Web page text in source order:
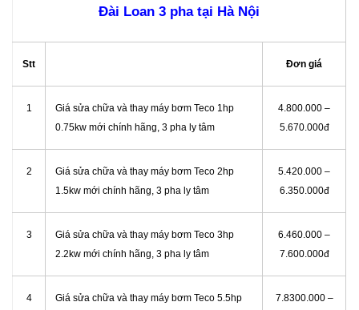
Đài Loan 3 pha tại Hà Nội
Stt Đơn giá
1
Giá sửa chữa và thay máy bơm Teco 1hp
0.75kw mới chính hãng, 3 pha ly tâm
4.800.000 –
5.670.000đ
2
Giá sửa chữa và thay máy bơm Teco 2hp
1.5kw mới chính hãng, 3 pha ly tâm
5.420.000 –
6.350.000đ
3
Giá sửa chữa và thay máy bơm Teco 3hp
2.2kw mới chính hãng, 3 pha ly tâm
6.460.000 –
7.600.000đ
4
Giá sửa chữa và thay máy bơm Teco 5.5hp
7.8300.000 –